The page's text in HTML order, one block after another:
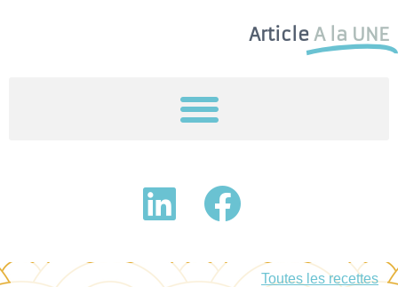
Article A la UNE
Toutes les recettes